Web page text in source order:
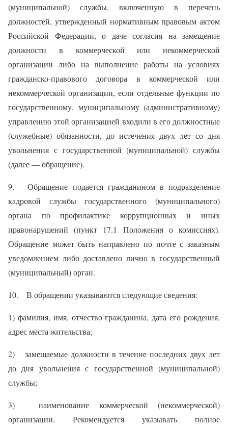
(муниципальной) службы, включенную в перечень
должностей, утвержденный нормативным правовым актом
Российской Федерации, о даче согласия на замещение
должности в коммерческой или некоммерческой
организации либо на выполнение работы на условиях
гражданско-правового договора в коммерческой или
некоммерческой организации, если отдельные функции по
государственному, муниципальному (административному)
управлению этой организацией входили в его должностные
(служебные) обязанности, до истечения двух лет со дня
увольнения с государственной (муниципальной) службы
(далее — обращение).
9. Обращение подается гражданином в подразделение
кадровой службы государственного (муниципального)
органа по профилактике коррупционных и иных
правонарушений (пункт 17.1 Положения о комиссиях).
Обращение может быть направлено по почте с заказным
уведомлением либо доставлено лично в государственный
(муниципальный) орган.
10. В обращении указываются следующие сведения:
1) фамилия, имя, отчество гражданина, дата его рождения,
адрес места жительства;
2) замещаемые должности в течение последних двух лет
до дня увольнения с государственной (муниципальной)
службы;
3) наименование коммерческой (некоммерческой)
организации. Рекомендуется указывать полное